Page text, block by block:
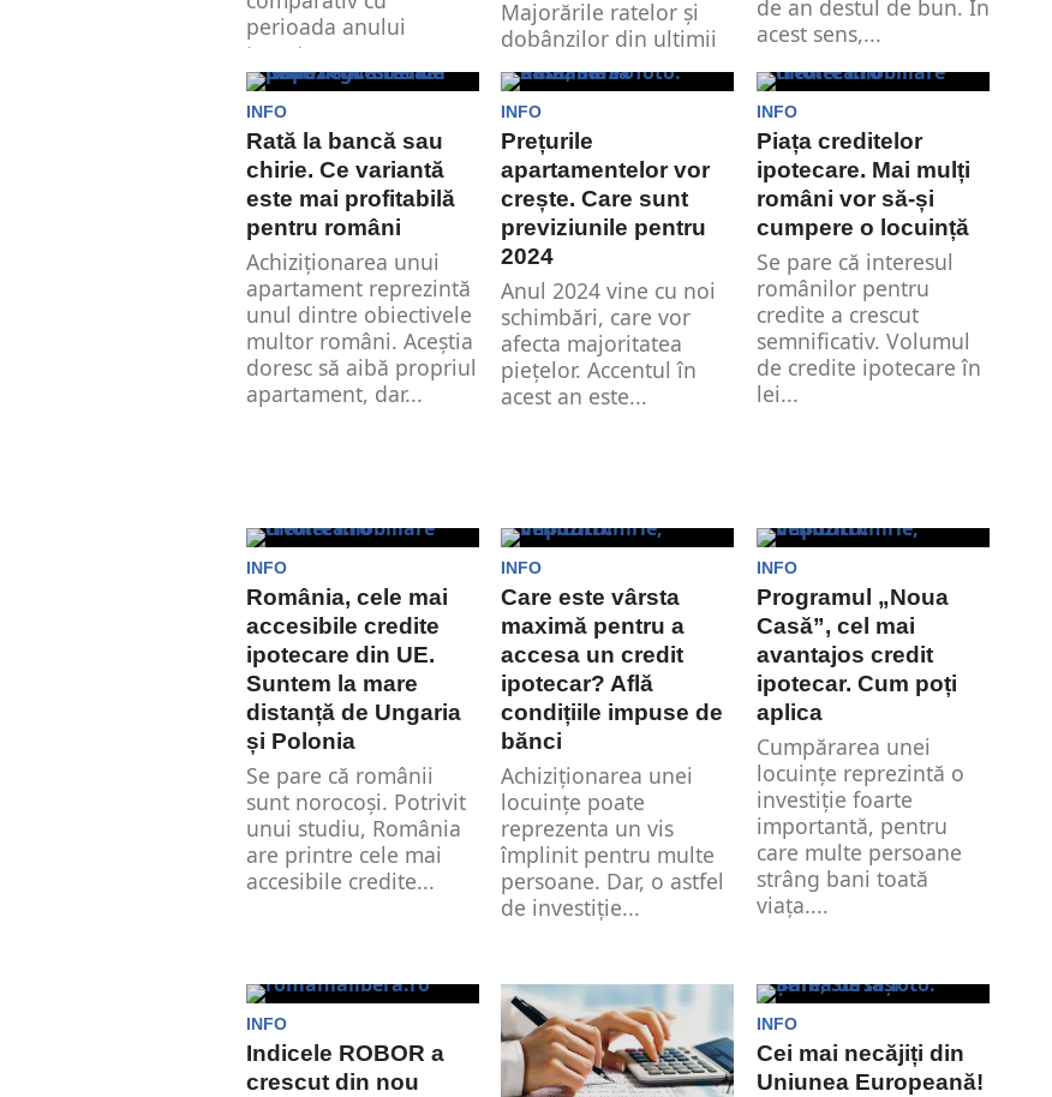
perioada anului
trecut....
Majorările ratelor și
dobânzilor din ultimii
ani au reprezentat o
problemă pentru cei
care își doresc...
de an destul de bun. În
acest sens,...
INFO
Rată la bancă sau
chirie. Ce variantă
este mai profitabilă
pentru români
Achiziționarea unui
apartament reprezintă
unul dintre obiectivele
multor români. Aceștia
doresc să aibă propriul
apartament, dar...
INFO
Prețurile
apartamentelor vor
crește. Care sunt
previziunile pentru
2024
Anul 2024 vine cu noi
schimbări, care vor
afecta majoritatea
piețelor. Accentul în
acest an este...
INFO
Piața creditelor
ipotecare. Mai mulți
români vor să-și
cumpere o locuință
Se pare că interesul
românilor pentru
credite a crescut
semnificativ. Volumul
de credite ipotecare în
lei...
INFO
România, cele mai
accesibile credite
ipotecare din UE.
Suntem la mare
distanță de Ungaria
și Polonia
Se pare că românii
sunt norocoși. Potrivit
unui studiu, România
are printre cele mai
accesibile credite...
INFO
Care este vârsta
maximă pentru a
accesa un credit
ipotecar? Află
condițiile impuse de
bănci
Achiziționarea unei
locuințe poate
reprezenta un vis
împlinit pentru multe
persoane. Dar, o astfel
de investiție...
INFO
Programul „Noua
Casă”, cel mai
avantajos credit
ipotecar. Cum poți
aplica
Cumpărarea unei
locuințe reprezintă o
investiție foarte
importantă, pentru
care multe persoane
strâng bani toată
viața....
INFO
Indicele ROBOR a
crescut din nou
INFO
Cei mai necăjiți din
Uniunea Europeană!